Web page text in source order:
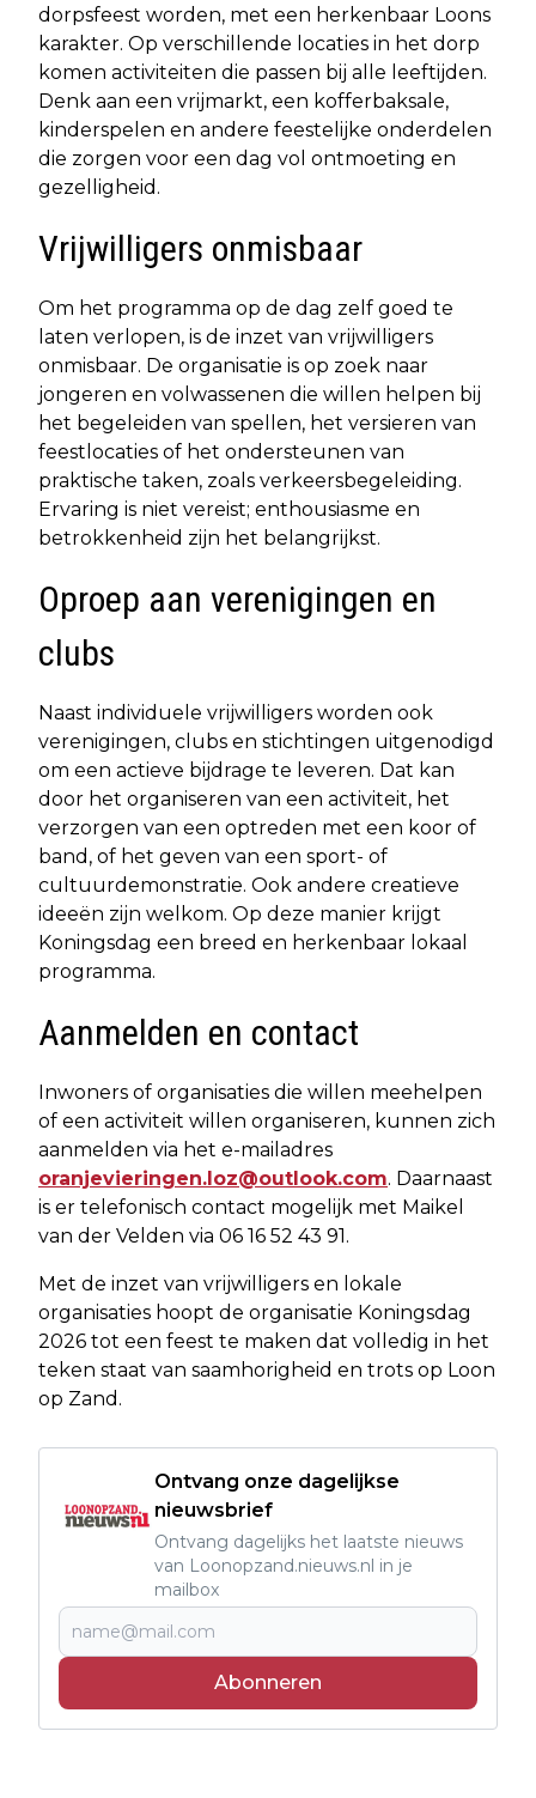
dorpsfeest worden, met een herkenbaar Loons
karakter. Op verschillende locaties in het dorp
komen activiteiten die passen bij alle leeftijden.
Denk aan een vrijmarkt, een kofferbaksale,
kinderspelen en andere feestelijke onderdelen
die zorgen voor een dag vol ontmoeting en
gezelligheid.
Vrijwilligers onmisbaar
Om het programma op de dag zelf goed te
laten verlopen, is de inzet van vrijwilligers
onmisbaar. De organisatie is op zoek naar
jongeren en volwassenen die willen helpen bij
het begeleiden van spellen, het versieren van
feestlocaties of het ondersteunen van
praktische taken, zoals verkeersbegeleiding.
Ervaring is niet vereist; enthousiasme en
betrokkenheid zijn het belangrijkst.
Oproep aan verenigingen en
clubs
Naast individuele vrijwilligers worden ook
verenigingen, clubs en stichtingen uitgenodigd
om een actieve bijdrage te leveren. Dat kan
door het organiseren van een activiteit, het
verzorgen van een optreden met een koor of
band, of het geven van een sport- of
cultuurdemonstratie. Ook andere creatieve
ideeën zijn welkom. Op deze manier krijgt
Koningsdag een breed en herkenbaar lokaal
programma.
Aanmelden en contact
Inwoners of organisaties die willen meehelpen
of een activiteit willen organiseren, kunnen zich
aanmelden via het e-mailadres
oranjevieringen.loz@outlook.com. Daarnaast
is er telefonisch contact mogelijk met Maikel
van der Velden via 06 16 52 43 91.
Met de inzet van vrijwilligers en lokale
organisaties hoopt de organisatie Koningsdag
2026 tot een feest te maken dat volledig in het
teken staat van saamhorigheid en trots op Loon
op Zand.
Ontvang onze dagelijkse
nieuwsbrief
Ontvang dagelijks het laatste nieuws
van Loonopzand.nieuws.nl in je
mailbox
Abonneren